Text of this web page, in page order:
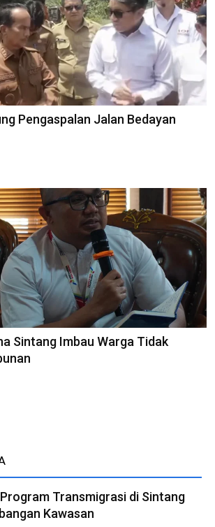
Pengaspalan Jalan Bedayan
Sintang Imbau Warga Tidak
Transmigrasi di Sintang
Kawasan